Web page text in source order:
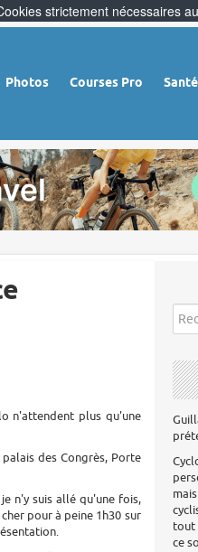
Photos Courses Pro Santé
n'attendent plus qu'une
des Congrès, Porte
n'y suis allé qu'une fois,
pour à peine 1h30 sur
tout
ce
strictement nécessaires